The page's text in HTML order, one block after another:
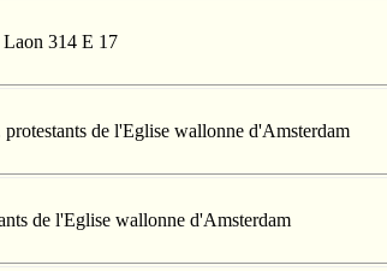
314 E 17
protestants de l'Eglise wallonne d'Amsterdam
de l'Eglise wallonne d'Amsterdam